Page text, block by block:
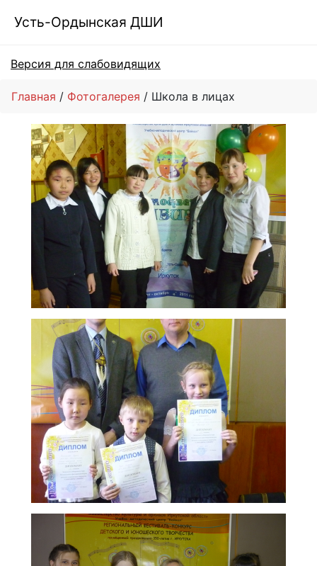
Усть-Ордынская ДШИ
Версия для слабовидящих
Главная Фотогалерея Школа в лицах